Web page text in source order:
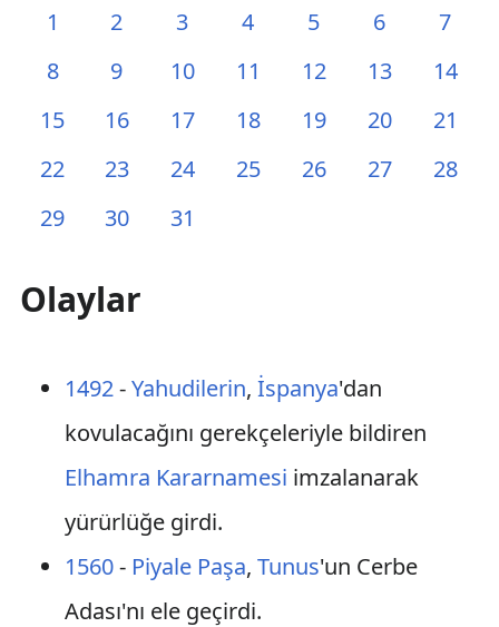
1
2 3 4 5 6
7
8
9 10 11 12 13
14
15
16 17 18 19 20
21
22
23 24 25 26 27
28
29
30 31
Olaylar
1492-Yahudilerin, İspanya'dan
kovulacağını gerekçeleriyle bildiren
Elhamra Kararnamesi imzalanarak
yürürlüğe girdi.
1560- Piyale Paşa, Tunus'un Cerbe
Adası'nı ele geçirdi.